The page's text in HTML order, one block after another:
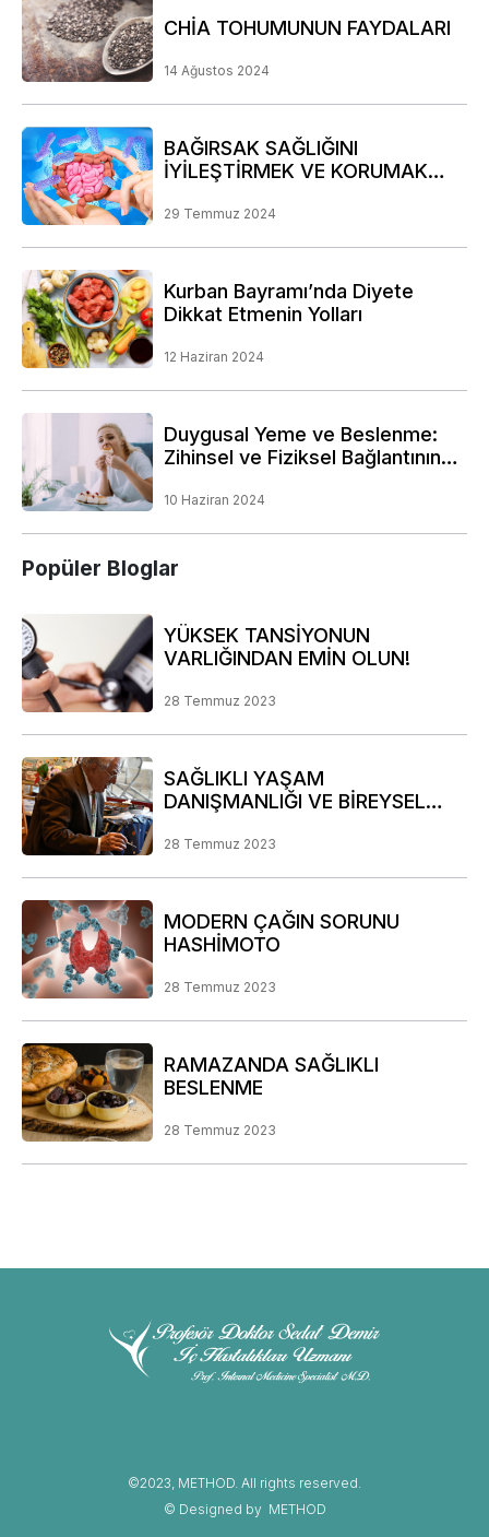
CHİA TOHUMUNUN FAYDALARI
14 Ağustos 2024
BAĞIRSAK SAĞLIĞINI
İYİLEŞTİRMEK VE KORUMAK
NOKTALAR
29 Temmuz 2024
Kurban Bayramı’nda Diyete
Dikkat Etmenin Yolları
12 Haziran 2024
Duygusal Yeme ve Beslenme:
Zihinsel ve Fiziksel Bağlantının
10 Haziran 2024
Popüler Bloglar
YÜKSEK TANSİYONUN
VARLIĞINDAN EMİN OLUN!
28 Temmuz 2023
SAĞLIKLI YAŞAM
DANIŞMANLIĞI VE BİREYSEL
28 Temmuz 2023
MODERN ÇAĞIN SORUNU
HASHİMOTO
28 Temmuz 2023
RAMAZANDA SAĞLIKLI
BESLENME
28 Temmuz 2023
©2023, METHOD. All rights reserved.
© Designed by METHOD